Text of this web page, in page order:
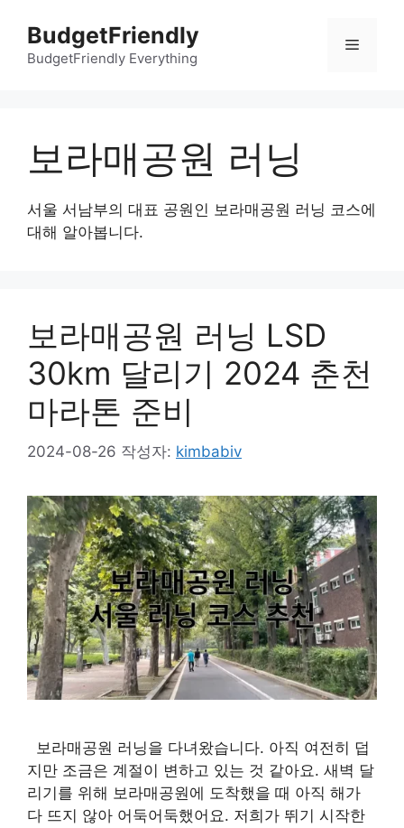
BudgetFriendly
BudgetFriendly Everything
메
보라매공원 러닝
서울 서남부의 대표 공원인 보라매공원 러닝 코스에
대해 알아봅니다.
보라매공원 러닝 LSD
30km 달리기 2024 춘천
마라톤 준비
2024-08-26 작성자: kimbabiv
보라매공원 러닝을 다녀왔습니다. 아직 여전히 덥
지만 조금은 계절이 변하고 있는 것 같아요. 새벽 달
리기를 위해 보라매공원에 도착했을 때 아직 해가
다 뜨지 않아 어둑어둑했어요. 저희가 뛰기 시작한